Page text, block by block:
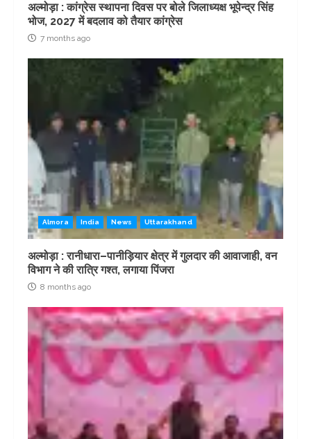
अल्मोड़ा : कांग्रेस स्थापना दिवस पर बोले जिलाध्यक्ष भूपेन्द्र सिंह
भोज, 2027 में बदलाव को तैयार कांग्रेस
7 months ago
Almora India News Uttarakhand
अल्मोड़ा : रानीधारा–पानीड़ियार क्षेत्र में गुलदार की आवाजाही, वन
विभाग ने की रात्रि गश्त, लगाया पिंजरा
8 months ago